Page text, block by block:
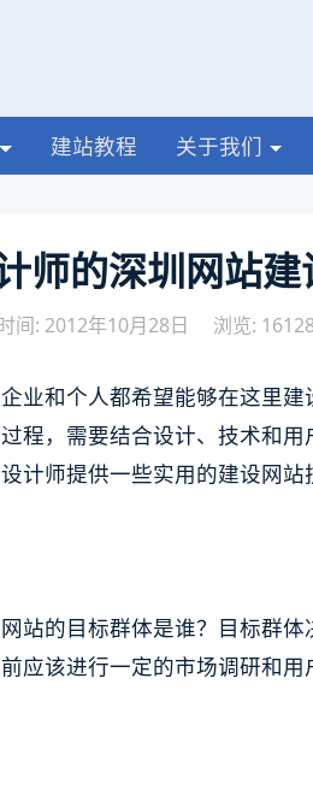
建站教程 关于我们
师的深圳网站建
间: 2012年10月28日 浏览:
业和个人都希望能够在这里
程，需要结合设计、技术和
计师提供一些实用的建设网站
站的目标群体是谁？目标群
应该进行一定的市场调研和